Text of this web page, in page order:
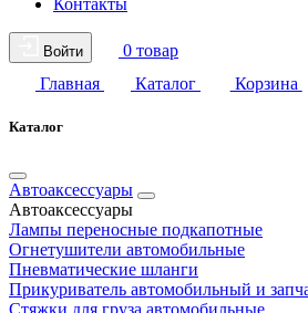
Контакты
Войти
0 товар
Главная
Каталог Корзина
Каталог
Автоаксессуары
Автоаксессуары
Лампы переносные подкапотные
Огнетушители автомобильные
Пневматические шланги
Прикуриватель автомобильный и